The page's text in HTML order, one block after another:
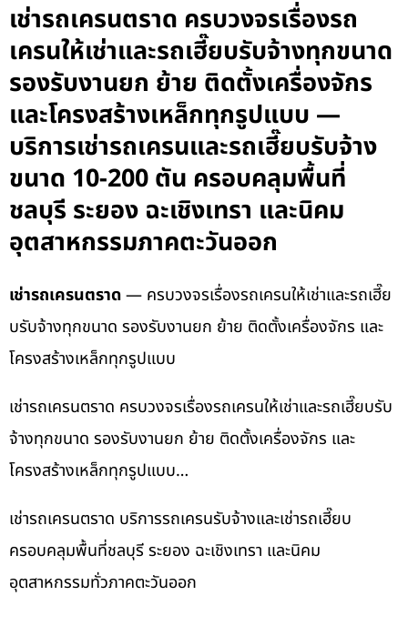
เช่ารถเครนตราด ครบวงจรเรื่องรถ
เครนให้เช่าและรถเฮี๊ยบรับจ้างทุกขนาด
รองรับงานยก ย้าย ติดตั้งเครื่องจักร
และโครงสร้างเหล็กทุกรูปแบบ —
บริการเช่ารถเครนและรถเฮี๊ยบรับจ้าง
ขนาด 10-200 ตัน ครอบคลุมพื้นที่
ชลบุรี ระยอง ฉะเชิงเทรา และนิคม
อุตสาหกรรมภาคตะวันออก
เช่ารถเครนตราด— ครบวงจรเรื่องรถเครนให้เช่าและรถเฮี๊ย
บรับจ้างทุกขนาด รองรับงานยก ย้าย ติดตั้งเครื่องจักร และ
โครงสร้างเหล็กทุกรูปแบบ
เช่ารถเครนตราด ครบวงจรเรื่องรถเครนให้เช่าและรถเฮี๊ยบรับ
จ้างทุกขนาด รองรับงานยก ย้าย ติดตั้งเครื่องจักร และ
โครงสร้างเหล็กทุกรูปแบบ…
เช่ารถเครนตราด บริการรถเครนรับจ้างและเช่ารถเฮี๊ยบ
ครอบคลุมพื้นที่ชลบุรี ระยอง ฉะเชิงเทรา และนิคม
อุตสาหกรรมทั่วภาคตะวันออก